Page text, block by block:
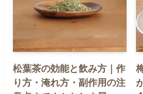
松葉茶の効能と飲み方｜作
り方・淹れ方・副作用の注